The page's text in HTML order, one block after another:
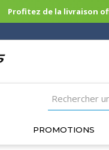
Profitez de la livraison
PROMOTIONS